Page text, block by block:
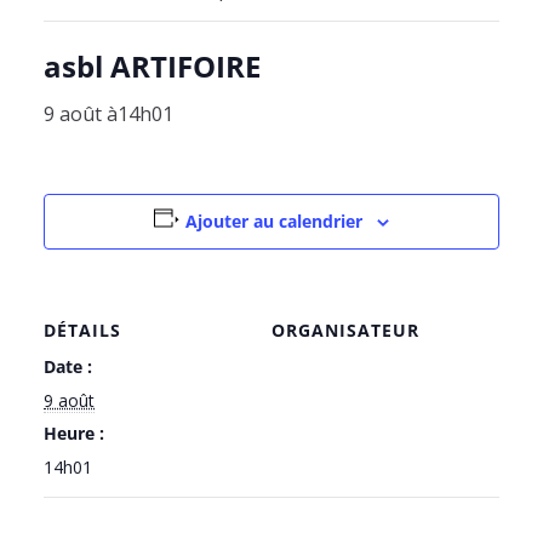
asbl ARTIFOIRE
9 août à14h01
Ajouter au calendrier
DÉTAILS
Date :
9 août
Heure :
14h01
ORGANISATEUR